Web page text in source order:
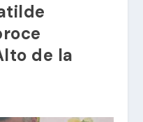
de la